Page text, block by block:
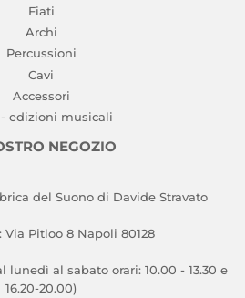
Fiati
Archi
Percussioni
Cavi
Accessori
edizioni musicali
NEGOZIO
del Suono di Davide Stravato
Via Pitloo 8 Napoli 80128
lunedì al sabato orari: 10.00 - 13.30 e
16.20-20.00)